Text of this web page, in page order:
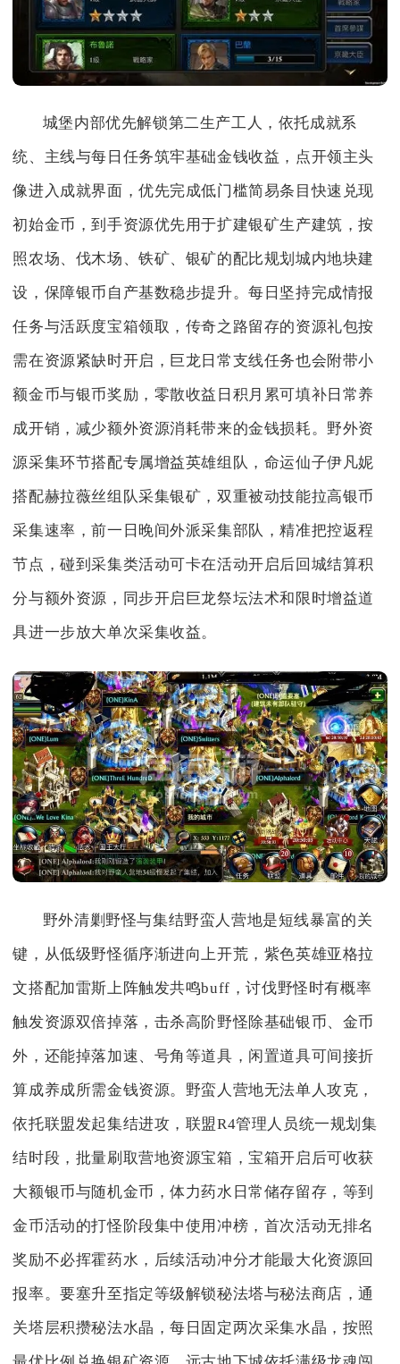
城堡内部优先解锁第二生产工人，依托成就系
统、主线与每日任务筑牢基础金钱收益，点开领主头
像进入成就界面，优先完成低门槛简易条目快速兑现
初始金币，到手资源优先用于扩建银矿生产建筑，按
照农场、伐木场、铁矿、银矿的配比规划城内地块建
设，保障银币自产基数稳步提升。每日坚持完成情报
任务与活跃度宝箱领取，传奇之路留存的资源礼包按
需在资源紧缺时开启，巨龙日常支线任务也会附带小
额金币与银币奖励，零散收益日积月累可填补日常养
成开销，减少额外资源消耗带来的金钱损耗。野外资
源采集环节搭配专属增益英雄组队，命运仙子伊凡妮
搭配赫拉薇丝组队采集银矿，双重被动技能拉高银币
采集速率，前一日晚间外派采集部队，精准把控返程
节点，碰到采集类活动可卡在活动开启后回城结算积
分与额外资源，同步开启巨龙祭坛法术和限时增益道
具进一步放大单次采集收益。
野外清剿野怪与集结野蛮人营地是短线暴富的关
键，从低级野怪循序渐进向上开荒，紫色英雄亚格拉
文搭配加雷斯上阵触发共鸣buff，讨伐野怪时有概率
触发资源双倍掉落，击杀高阶野怪除基础银币、金币
外，还能掉落加速、号角等道具，闲置道具可间接折
算成养成所需金钱资源。野蛮人营地无法单人攻克，
依托联盟发起集结进攻，联盟R4管理人员统一规划集
结时段，批量刷取营地资源宝箱，宝箱开启后可收获
大额银币与随机金币，体力药水日常储存留存，等到
金币活动的打怪阶段集中使用冲榜，首次活动无排名
奖励不必挥霍药水，后续活动冲分才能最大化资源回
报率。要塞升至指定等级解锁秘法塔与秘法商店，通
关塔层积攒秘法水晶，每日固定两次采集水晶，按照